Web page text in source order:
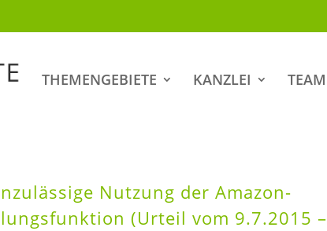
THEMENGEBIETE KANZLEI TEAM
Nutzung der Amazon-
(Urteil vom 9.7.2015 –